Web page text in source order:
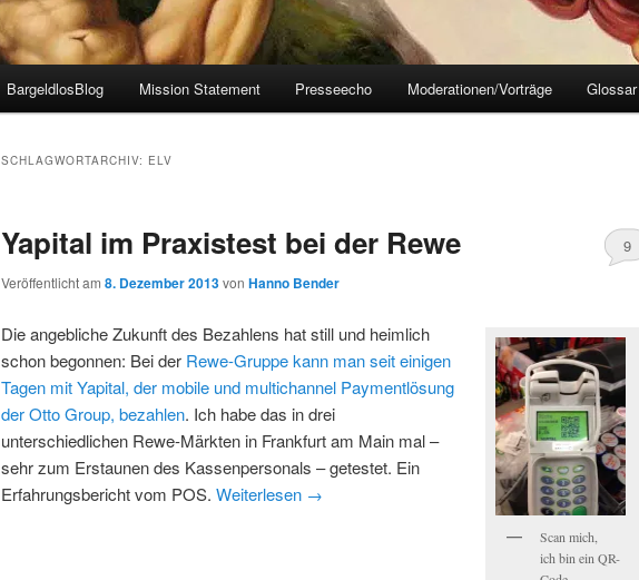
BargeldlosBlog Mission Statement Presseecho Moderationen/Vorträge Glossar
SCHLAGWORTARCHIV: ELV
Yapital im Praxistest bei der Rewe
Veröffentlicht am 8. Dezember 2013von Hanno Bender
9
Scan mich,
ich bin ein QR-
Die angebliche Zukunft des Bezahlens hat still und heimlich
schon begonnen: Bei der Rewe-Gruppe kann man seit einigen
Tagen mit Yapital, der mobile und multichannel Paymentlösung
der Otto Group, bezahlen. Ich habe das in drei
unterschiedlichen Rewe-Märkten in Frankfurt am Main mal –
sehr zum Erstaunen des Kassenpersonals – getestet. Ein
Erfahrungsbericht vom POS. Weiterlesen →